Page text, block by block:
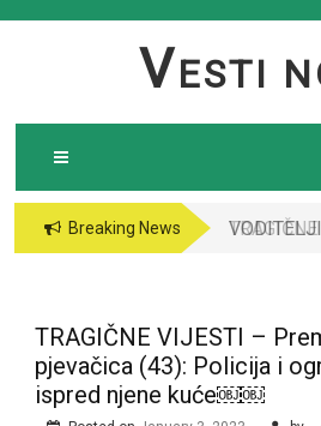
VESTI
Breaking News
SRBIJU:
vidite
izgleda￼
TRAGIČNE VIJESTI –
pjevačica (43): Policija i
ispred njene kuće￼￼